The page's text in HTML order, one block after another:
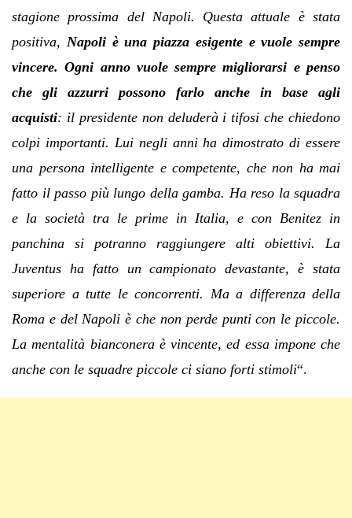
stagione prossima del Napoli. Questa attuale è stata
positiva, Napoli è una piazza esigente e vuole sempre
vincere. Ogni anno vuole sempre migliorarsi e penso
che gli azzurri possono farlo anche in base agli
acquisti: il presidente non deluderà i tifosi che chiedono
colpi importanti. Lui negli anni ha dimostrato di essere
una persona intelligente e competente, che non ha mai
fatto il passo più lungo della gamba. Ha reso la squadra
e la società tra le prime in Italia, e con Benitez in
panchina si potranno raggiungere alti obiettivi. La
Juventus ha fatto un campionato devastante, è stata
superiore a tutte le concorrenti. Ma a differenza della
Roma e del Napoli è che non perde punti con le piccole.
La mentalità bianconera è vincente, ed essa impone che
anche con le squadre piccole ci siano forti stimoli“.